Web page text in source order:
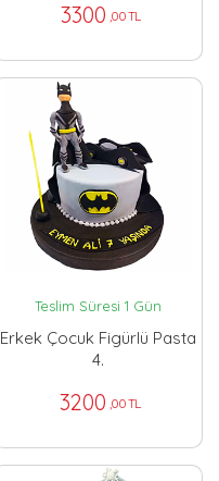
3300 ,00 TL
Teslim Süresi 1 Gün
Erkek Çocuk Figürlü Pasta
4.
3200 ,00 TL